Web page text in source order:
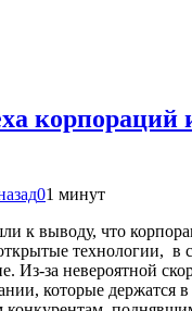
корпораций
01 минут
к выводу, что
технологии, в
Из-за невероятной
которые держатся в